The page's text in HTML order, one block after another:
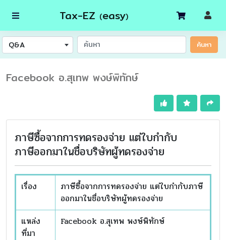
Tax-EZ (easy)
Q&A ค้นหา
Facebook อ.สุเทพ พงษ์พิทักษ์
ภาษีซื้อจากการทดรองจ่าย แต่ใบกำกับ
ภาษีออกมาในชื่อบริษัทผู้ทดรองจ่าย
เรื่อง
ภาษีซื้อจากการทดรองจ่าย แต่ใบกำกับภาษี
ออกมาในชื่อบริษัทผู้ทดรองจ่าย
แหล่ง
ที่มา
Facebook อ.สุเทพ พงษ์พิทักษ์